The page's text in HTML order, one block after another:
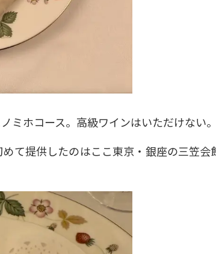
ミホコース。高級ワインはいただけない。
て提供したのはここ東京・銀座の三笠会